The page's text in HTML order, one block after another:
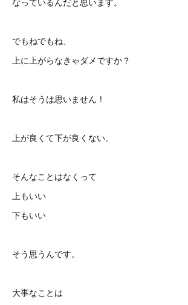
でもねでもね、
上に上がらなきゃダメですか？
私はそうは思いません！
上が良くて下が良くない。
そんなことはなくって
上もいい
下もいい
そう思うんです。
大事なことは